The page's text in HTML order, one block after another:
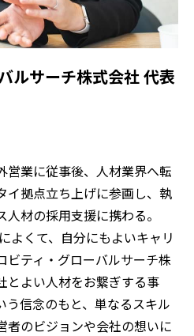
ルサーチ株式会社 代表
営業に従事後、人材業界へ転
イ拠点立ち上げに参画し、執
材の採用支援に携わる。
よくて、自分にもよいキャリ
ビティ・グローバルサーチ株
とよい人材をお繋ぎする事
う信念のもと、単なるスキル
者のビジョンや会社の想いに